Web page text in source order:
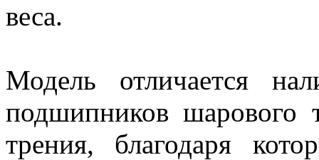
веса.
Модель отличается
подшипников
трения, благодаря